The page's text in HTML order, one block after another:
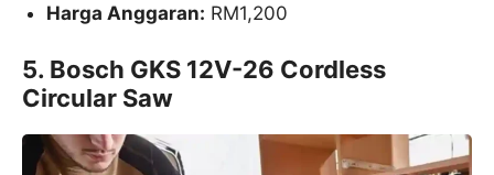
Harga Anggaran: RM1,200
5. Bosch GKS 12V-26 Cordless
Circular Saw